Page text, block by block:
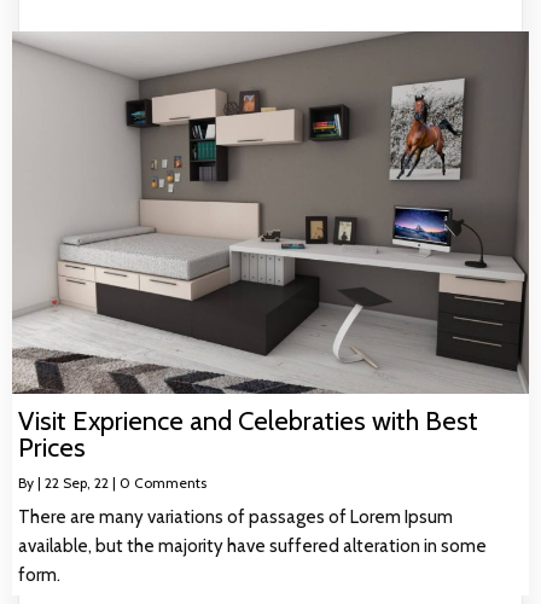
Visit Exprience and Celebraties with Best
Prices
By | 22 Sep, 22 | 0 Comments
There are many variations of passages of Lorem Ipsum
available, but the majority have suffered alteration in some
form.